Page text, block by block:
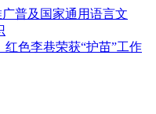
普及国家通用语言文
红色李巷荣获“护苗”工作